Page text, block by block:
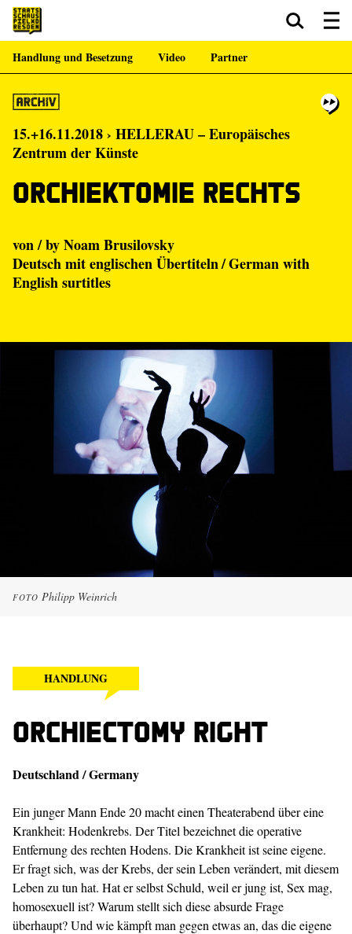
Zum Hauptinhalt springen Zum Footer springen
Handlung und Besetzung Video Partner
15.+16.11.2018 › HELLERAU – Europäisches
Zentrum der Künste
Orchiektomie rechts
von / by Noam Brusilovsky
Deutsch mit englischen Übertiteln / German with
English surtitles
FOTO Philipp Weinrich
HANDLUNG
Orchiectomy right
Deutschland / Germany
Ein junger Mann Ende 20 macht einen Theaterabend über eine
Krankheit: Hodenkrebs. Der Titel bezeichnet die operative
Entfernung des rechten Hodens. Die Krankheit ist seine eigene.
Er fragt sich, was der Krebs, der sein Leben verändert, mit diesem
Leben zu tun hat. Hat er selbst Schuld, weil er jung ist, Sex mag,
homosexuell ist? Warum stellt sich diese absurde Frage
überhaupt? Und wie kämpft man gegen etwas an, das die eigene